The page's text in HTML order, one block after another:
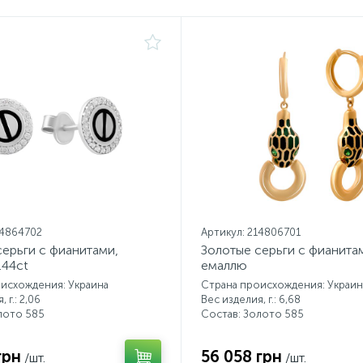
с фианитами,
Украина
г.: 2,06
585
/шт.
Артикул: 214806701
Золотые серьги с
емаллю
Страна происхождения:
Вес изделия, г.: 6,68
Состав: Золото 585
56 058 грн /шт.